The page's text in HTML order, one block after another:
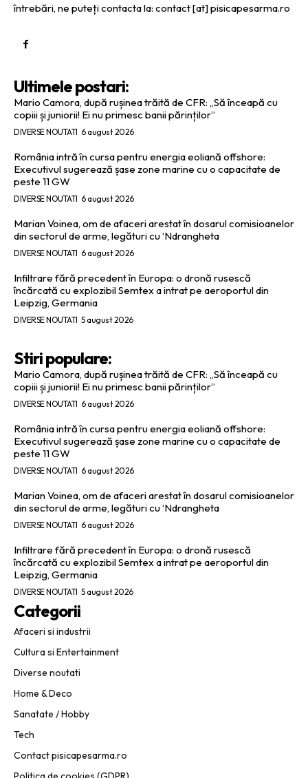
întrebări, ne puteți contacta la: contact [at] pisicapesarma.ro
Ultimele postari:
Mario Camora, după rușinea trăită de CFR: „Să înceapă cu
copiii și juniorii! Ei nu primesc banii părinților”
DIVERSE NOUTATI 6 august 2026
România intră în cursa pentru energia eoliană offshore:
Executivul sugerează șase zone marine cu o capacitate de
peste 11 GW
DIVERSE NOUTATI 6 august 2026
Marian Voinea, om de afaceri arestat în dosarul comisioanelor
din sectorul de arme, legături cu ‘Ndrangheta
DIVERSE NOUTATI 6 august 2026
Infiltrare fără precedent în Europa: o dronă rusescă
încărcată cu explozibil Semtex a intrat pe aeroportul din
Leipzig, Germania
DIVERSE NOUTATI 5 august 2026
Stiri populare:
Mario Camora, după rușinea trăită de CFR: „Să înceapă cu
copiii și juniorii! Ei nu primesc banii părinților”
DIVERSE NOUTATI 6 august 2026
România intră în cursa pentru energia eoliană offshore:
Executivul sugerează șase zone marine cu o capacitate de
peste 11 GW
DIVERSE NOUTATI 6 august 2026
Marian Voinea, om de afaceri arestat în dosarul comisioanelor
din sectorul de arme, legături cu ‘Ndrangheta
DIVERSE NOUTATI 6 august 2026
Infiltrare fără precedent în Europa: o dronă rusescă
încărcată cu explozibil Semtex a intrat pe aeroportul din
Leipzig, Germania
DIVERSE NOUTATI 5 august 2026
Categorii
Afaceri si industrii
Cultura si Entertainment
Diverse noutati
Home & Deco
Sanatate / Hobby
Tech
Contact pisicapesarma.ro